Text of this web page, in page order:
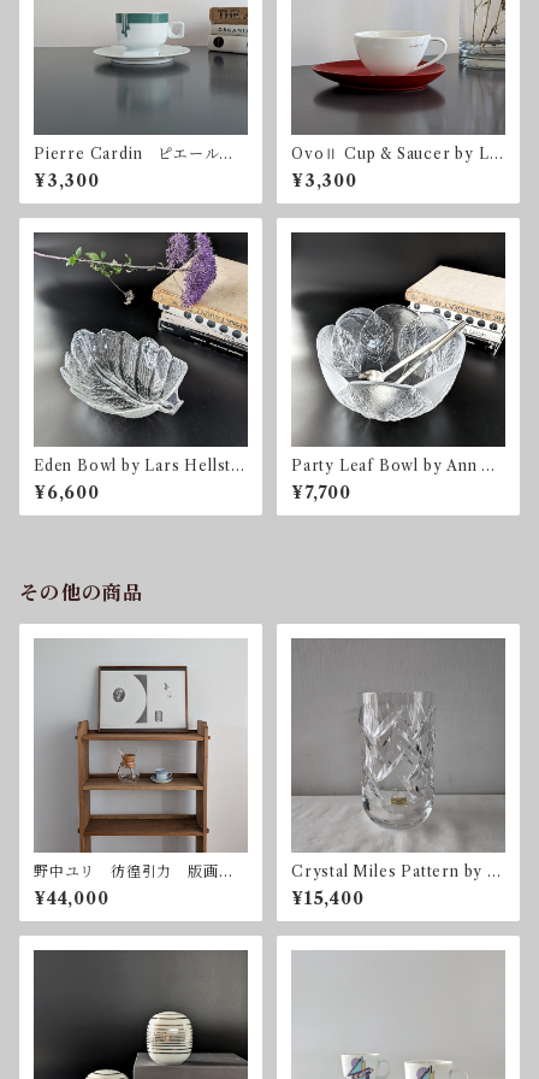
Pierre Cardin ピエール・
カルダン ノリタケ カップ
＆ソーサー
¥3,300
OvoⅡ Cup & Saucer by Lui
gi Colani for Adam & Eve
たち吉
¥3,300
Eden Bowl by Lars Hellste
n for Orrefors オレフォ
ス スウェーデン
¥6,600
Party Leaf Bowl by Ann &
Göran Wärff for Kosta Bo
da コスタ・ボダ スウェー
デン
¥7,700
その他の商品
野中ユリ 彷徨引力 版画
額付属
¥44,000
Crystal Miles Pattern by G
öran Wärff for Kosta Boda
Sweden 1996
¥15,400